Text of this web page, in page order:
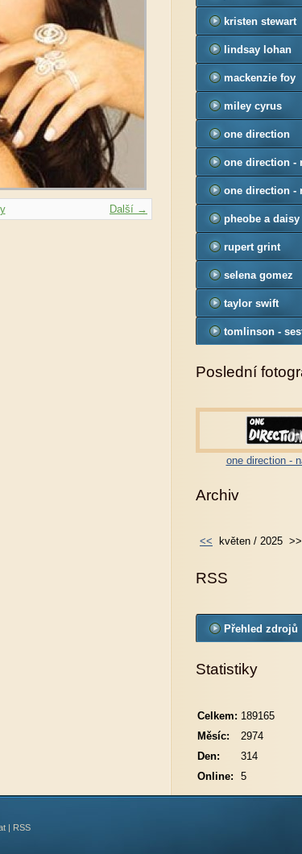
Další →
kristen stewart
lindsay lohan
mackenzie foy
miley cyrus
one direction
one direction -
one direction -
pheobe a daisy
tomlinson
rupert grint
selena gomez
taylor swift
tomlinson -
Poslední
one direction -
Archiv
<< květen / 2025 >>
RSS
Přehled zdrojů
Statistiky
Online: 5
Celkem: 189165
Měsíc:
2974
Den:
314
| RSS